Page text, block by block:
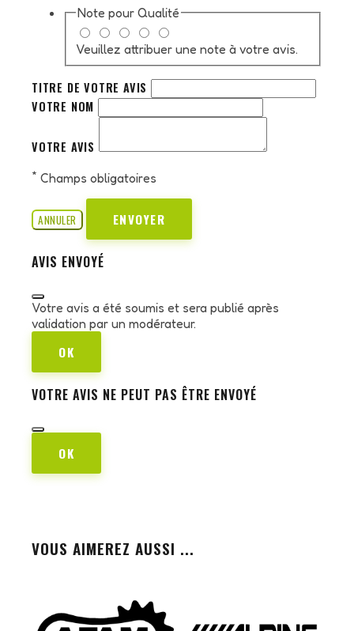
Note pour Qualité
Veuillez attribuer une note à votre avis.
TITRE DE VOTRE AVIS
VOTRE NOM
VOTRE AVIS
* Champs obligatoires
ANNULER ENVOYER
AVIS ENVOYÉ
Votre avis a été soumis et sera publié après
validation par un modérateur.
OK
VOTRE AVIS NE PEUT PAS ÊTRE ENVOYÉ
OK
VOUS AIMEREZ AUSSI ...